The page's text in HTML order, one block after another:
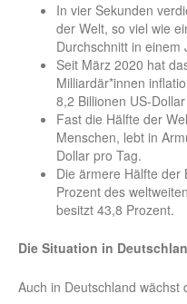
In vier Sekunden
der Welt, so viel wie
Durchschnitt in einem
Seit März 2020 hat
Milliardär*innen
8,2 Billionen US-
Fast die Hälfte der
Menschen, lebt in
Dollar pro Tag.
Die ärmere Hälfte der
Prozent des
besitzt 43,8 Prozent.
Die Situation in
Auch in Deutschland